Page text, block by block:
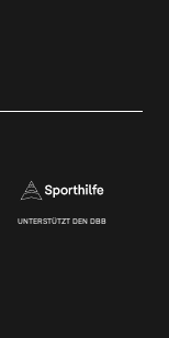
UNTERSTÜTZT DEN DBB